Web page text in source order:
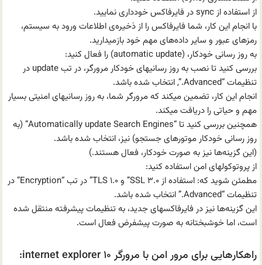
از استفاده از sync در فایرفاکس خودداری نمایید.
با انجام این کار، شما فایرفاکس را از ذخیره‌ی اطلاعات ورود به سیستم،
رمزهای عبور و سایر داده‌های مهم خود باز‌میدارید.
به روز رسانی خودکار، (automatic update) را فعال کنید:
بررسی کنید تا نصب به روز رسانیهای خودکار مرورگر، در تب update در
تنظیمات “Advanced.”, انتخاب شده باشد.
انجام این کار، تضمین میکند که مرورگر شما، به روز رسانیهای امنیتی بسیار
مهم و حیاتی را دریافت میکند.
همچنین بررسی کنید تا “Automatically update Search Engines” (به
روز رسانی خودکار موتورهای جستجو) نیز، انتخاب شده باشد.
(این گزینه‌ها نیز به صورت خودکار، فعال هستند.)
از پروتوکولهای امن استفاده کنید:
مطمئن شوید که: استفاده از SSL ۳.۰” و TLS ۱.۰” در تب “Encryption” در
تنظیمات “Advanced.” انتخاب شده باشد.
این گزینه‌ها نیز در فایرفاکسهای جدید، به تنظیمات پیشرفته منتقل شده
است، اما خوشبختانه به صورت پیشفرض فعال است.
راهکارهایی برای مرور امن با مرورگر internet explorer ۱۰: